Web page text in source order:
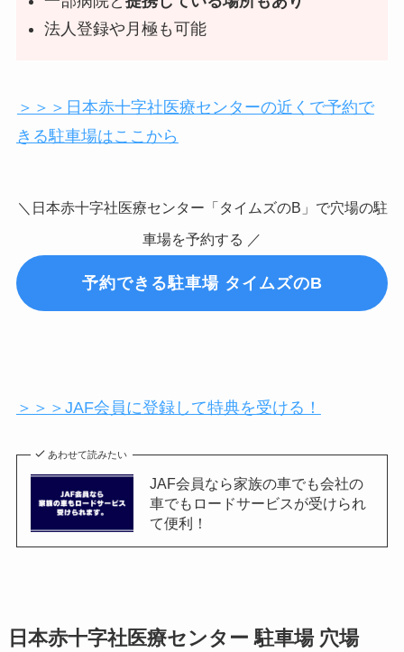
法人登録や月極も可能
＞＞＞日本赤十字社医療センターの近くで予約で
きる駐車場はここから
＼日本赤十字社医療センター「タイムズのB」で穴場の駐
車場を予約する ／
予約できる駐車場 タイムズのB
＞＞＞JAF会員に登録して特典を受ける！
あわせて読みたい
JAF会員なら家族の車でも会社の
車でもロードサービスが受けられ
て便利！
日本赤十字社医療センター 駐車場 穴場